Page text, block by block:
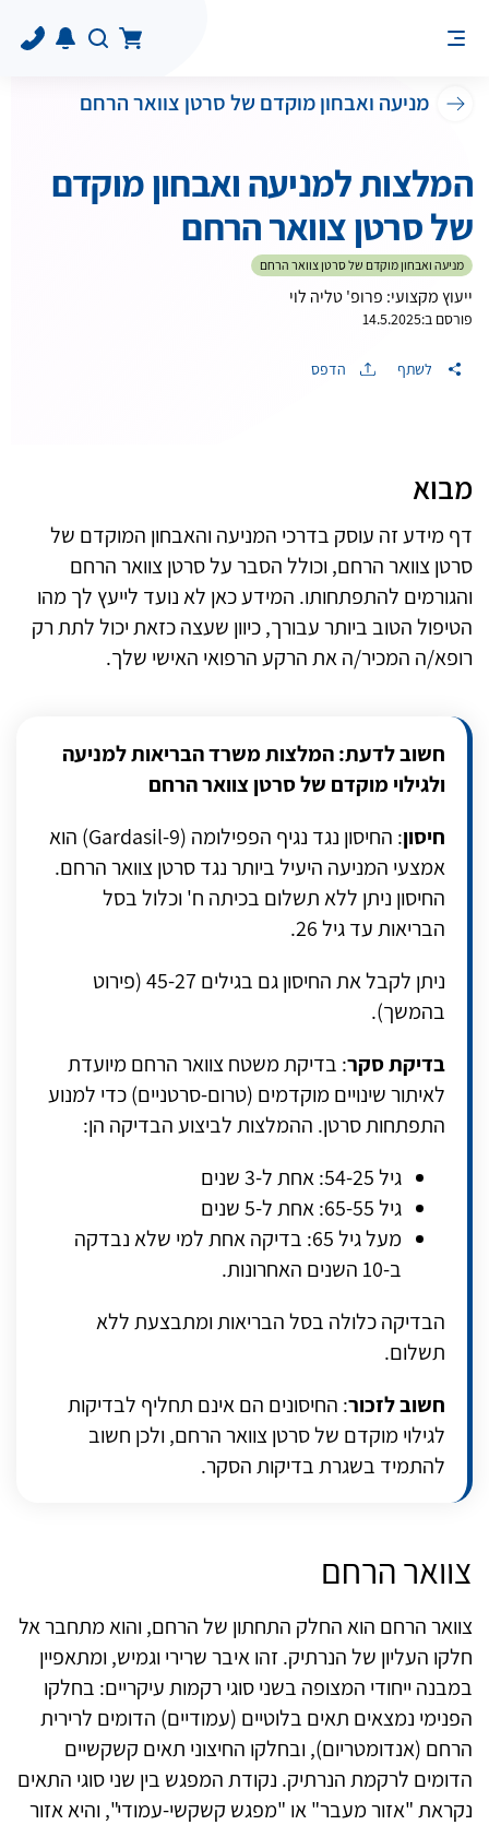
מניעה ואבחון מוקדם של סרטן צוואר הרחם
המלצות למניעה ואבחון מוקדם
של סרטן צוואר הרחם
מניעה ואבחון מוקדם של סרטן צוואר הרחם
ייעוץ מקצועי: פרופ' טליה לוי
פורסם ב:14.5.2025
מבוא
דף מידע זה עוסק בדרכי המניעה והאבחון המוקדם של
סרטן צוואר הרחם, וכולל הסבר על סרטן צוואר הרחם
והגורמים להתפתחותו. המידע כאן לא נועד לייעץ לך מהו
הטיפול הטוב ביותר עבורך, כיוון שעצה כזאת יכול לתת רק
רופא/ה המכיר/ה את הרקע הרפואי האישי שלך.
חשוב לדעת: המלצות משרד הבריאות למניעה
ולגילוי מוקדם של סרטן צוואר הרחם
חיסון: החיסון נגד נגיף הפפילומה (Gardasil-9) הוא
אמצעי המניעה היעיל ביותר נגד סרטן צוואר הרחם.
החיסון ניתן ללא תשלום בכיתה ח' וכלול בסל
הבריאות עד גיל 26.
ניתן לקבל את החיסון גם בגילים 45-27 (פירוט
בהמשך).
בדיקת סקר: בדיקת משטח צוואר הרחם מיועדת
לאיתור שינויים מוקדמים (טרום-סרטניים) כדי למנוע
התפתחות סרטן. ההמלצות לביצוע הבדיקה הן:
גיל 54-25: אחת ל-3 שנים
גיל 65-55: אחת ל-5 שנים
מעל גיל 65: בדיקה אחת למי שלא נבדקה
ב-10 השנים האחרונות.
הבדיקה כלולה בסל הבריאות ומתבצעת ללא
תשלום.
חשוב לזכור: החיסונים הם אינם תחליף לבדיקות
לגילוי מוקדם של סרטן צוואר הרחם, ולכן חשוב
להתמיד בשגרת בדיקות הסקר.
צוואר הרחם
צוואר הרחם הוא החלק התחתון של הרחם, והוא מתחבר אל
חלקו העליון של הנרתיק. זהו איבר שרירי וגמיש, ומתאפיין
במבנה ייחודי המצופה בשני סוגי רקמות עיקריים: בחלקו
הפנימי נמצאים תאים בלוטיים (עמודיים) הדומים לרירית
הרחם (אנדומטריום), ובחלקו החיצוני תאים קשקשיים
הדומים לרקמת הנרתיק. נקודת המפגש בין שני סוגי התאים
נקראת "אזור מעבר" או "מפגש קשקשי-עמודי", והיא אזור